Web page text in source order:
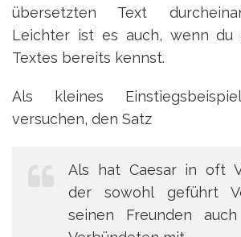
übersetzten Text
Leichter ist es auch, wenn du
Textes bereits kennst.
Als kleines
versuchen, den Satz
Als hat Caesar in oft
der sowohl geführt
seinen Freunden